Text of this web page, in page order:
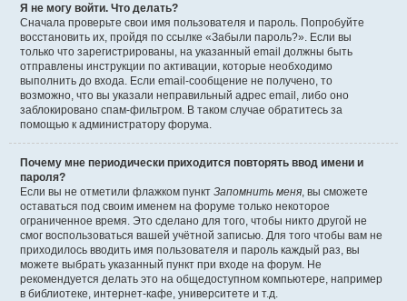
Я не могу войти. Что делать?
Сначала проверьте свои имя пользователя и пароль. Попробуйте
восстановить их, пройдя по ссылке «Забыли пароль?». Если вы
только что зарегистрированы, на указанный email должны быть
отправлены инструкции по активации, которые необходимо
выполнить до входа. Если email-сообщение не получено, то
возможно, что вы указали неправильный адрес email, либо оно
заблокировано спам-фильтром. В таком случае обратитесь за
помощью к администратору форума.
Почему мне периодически приходится повторять ввод имени и
пароля?
Если вы не отметили флажком пункт Запомнить меня , вы сможете
оставаться под своим именем на форуме только некоторое
ограниченное время. Это сделано для того, чтобы никто другой не
смог воспользоваться вашей учётной записью. Для того чтобы вам не
приходилось вводить имя пользователя и пароль каждый раз, вы
можете выбрать указанный пункт при входе на форум. Не
рекомендуется делать это на общедоступном компьютере, например
в библиотеке, интернет-кафе, университете и т.д.